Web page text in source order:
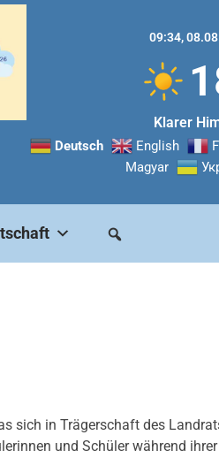
09:34,
Klarer
Deutsch English
Magyar
sich in Trägerschaft des
und Schüler während